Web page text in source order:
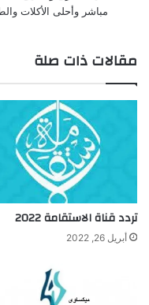
مباشر وأحلى الأكلات
مقالات ذات صلة
تردد قناة الاستقامة 2022
أبريل 26, 2022